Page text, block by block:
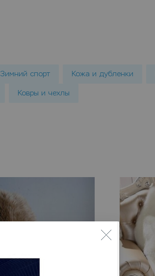
Зимний спорт Кожа и дубленки
Ковры и чехлы